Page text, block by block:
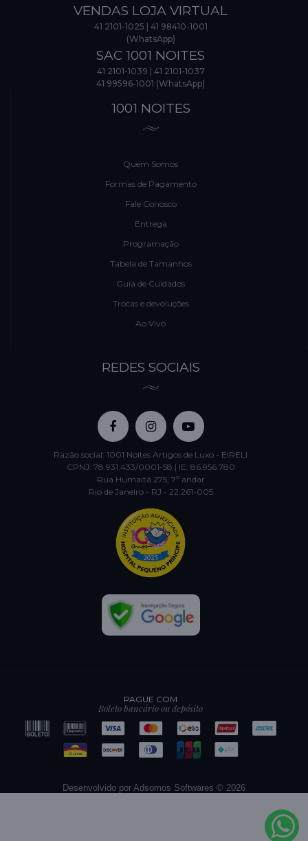
VENDAS LOJA VIRTUAL
41 2101-1025
41 98410-1001
(WhatsApp)
SAC 1001 NOITES
41 2101-1039
41 2101-1037
41 99596-1001 (WhatsApp)
1001 NOITES
Quem Somos
Formas de Pagamento
Fale Conosco
Entrega
Programação
Tabela de Tamanhos
Guia de Cuidados
Trocas e devoluções
Ao Vivo
REDES SOCIAIS
Razão social: 1001 Noites Artigos de Luxo - EIRELI
CPNJ: 78.931.433/0001-58 | IE: 86.956.780
Rua Humaitá 275, 7º andar
Rio de Janeiro - RJ - 22.261-005
PAGUE COM
Boleto bancário ou depósito
Desenvolvido por Adsomos Softwares © 2026